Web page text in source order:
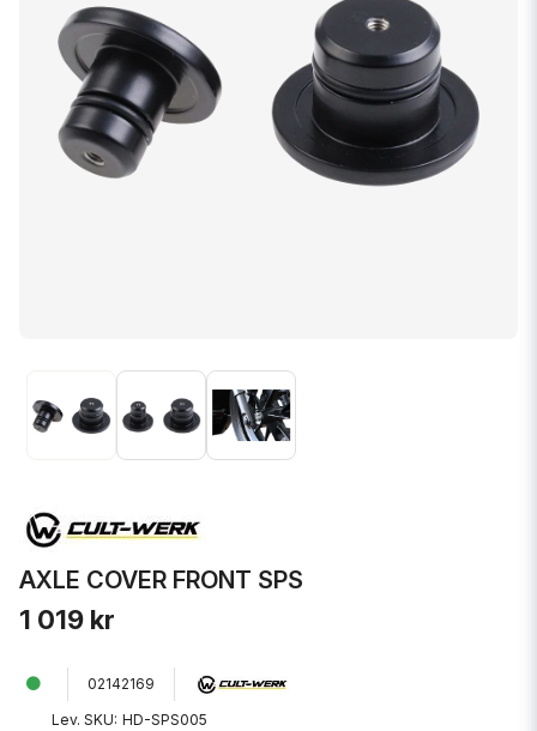
AXLE COVER FRONT SPS
1 019 kr
02142169
Lev. SKU: HD-SPS005